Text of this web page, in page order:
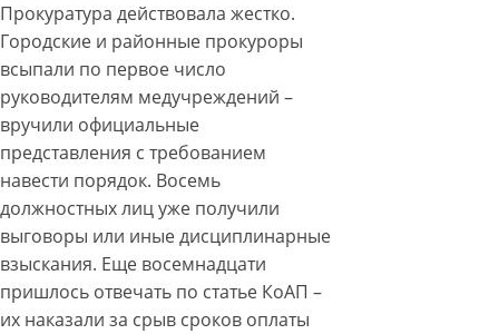
Прокуратура действовала жестко.
Городские и районные прокуроры
всыпали по первое число
руководителям медучреждений –
вручили официальные
представления с требованием
навести порядок. Восемь
должностных лиц уже получили
выговоры или иные дисциплинарные
взыскания. Еще восемнадцати
пришлось отвечать по статье КоАП –
их наказали за срыв сроков оплаты